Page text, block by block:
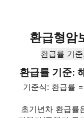
환급형암
환급률 기준
환급률 기준:
기준식: 환급률
초기년차 환급률